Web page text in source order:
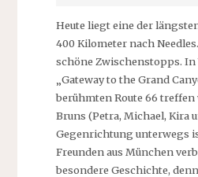
Heute liegt eine der
400 Kilometer nach
schöne Zwischenstopps. In
„Gateway to the Grand
berühmten Route 66 treffen
Bruns (Petra, Michael, Kira
Gegenrichtung unterwegs
Freunden aus München
besondere Geschichte,